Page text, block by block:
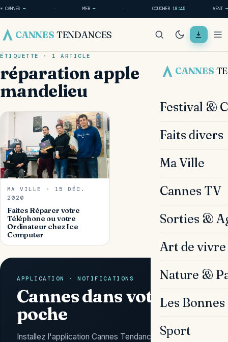
☀ CANNES — · MER— · COUCHER18:45 VENT —
CANNES TENDANCES
CANNES
Festival &
Faits divers
Ma Ville
Cannes TV
Sorties &
Art de vivre
Nature &
Les
Sport
ÉTIQUETTE · 1 ARTICLE
réparation apple
mandelieu
MA VILLE · 15 DÉC.
2020
Faites Réparer votre
Téléphone ou votre
Ordinateur chez Ice
Computer
APPLICATION · NOTIFICATIONS
Cannes dans votre
poche
Installez l'application Cannes Tendances : l'actu de la